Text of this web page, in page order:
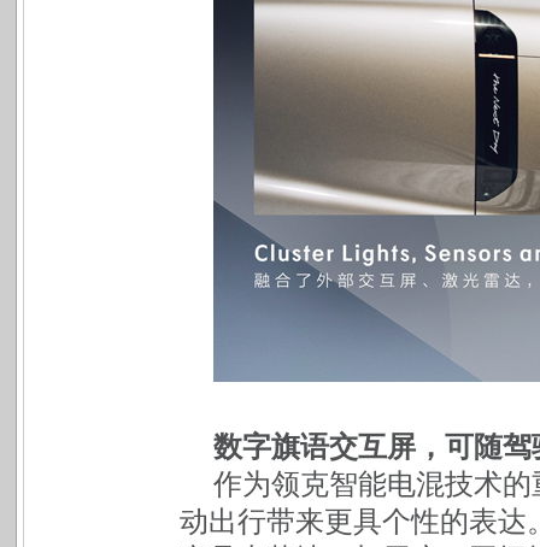
数字旗语交互屏，可随
作为领克智能电混技术
动出行带来更具个性的表